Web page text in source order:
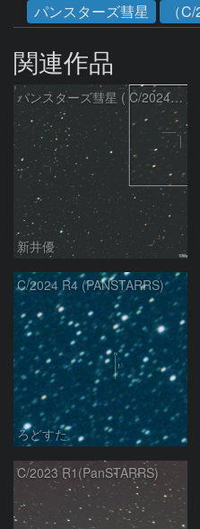
パンスターズ彗星
（
関連作品
パンスターズ彗星 ( C/2024R4 )：2026/07/27
新井優
C/2024 R4 (PANSTARRS)
ろどすた
C/2023 R1(PanSTARRS)